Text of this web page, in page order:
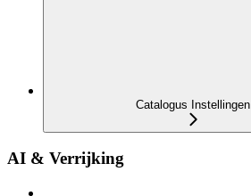
Catalogus Instellingen
AI & Verrijking